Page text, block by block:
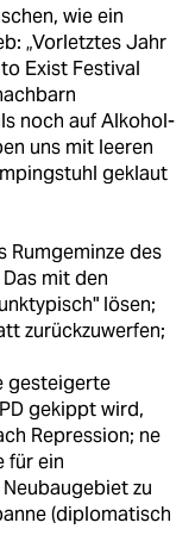
wie ein
„Vorletztes Jahr
Exist Festival
noch auf Alkohol-
uns mit leeren
geklaut
Rumgeminze des
mit den
lösen;
zurückzuwerfen;
gesteigerte
gekippt wird,
Repression; ne
für ein
zu
(diplomatisch